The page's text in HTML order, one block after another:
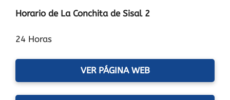
Horario de La Conchita de Sisal 2
24 Horas
VER PÁGINA WEB